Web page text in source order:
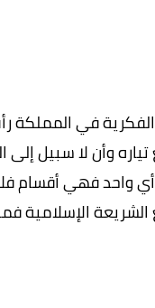
الفكرية في المملكة
وأن لا سبيل إلى
واحد فهي أقسام
الإسلامية